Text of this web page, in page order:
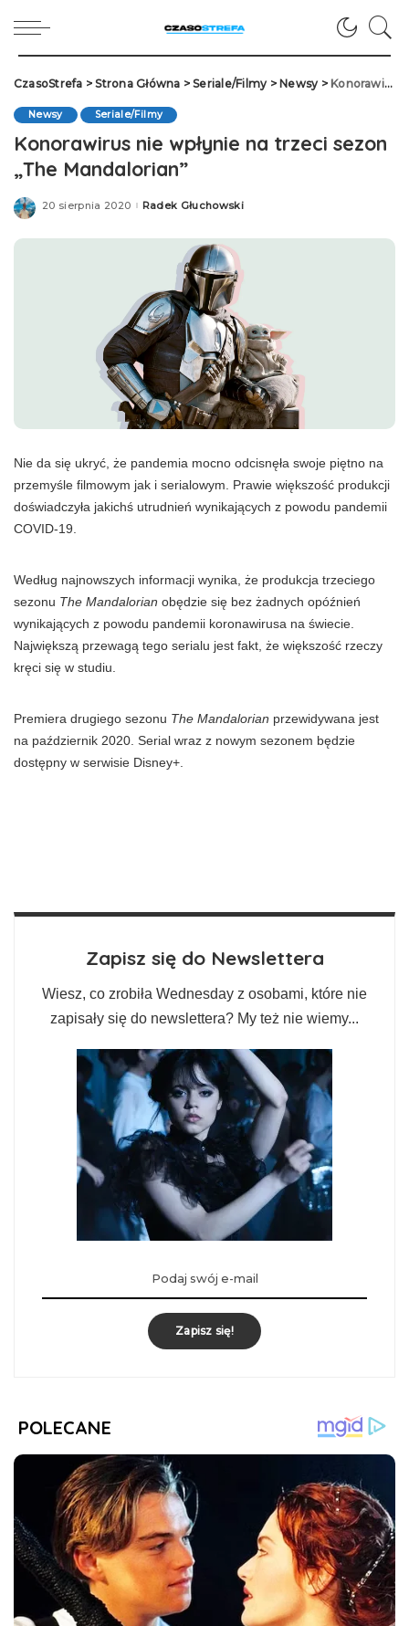
CzasoStrefa >Strona Główna >Seriale/Filmy> Newsy> Konorawirus nie wpłynie na trzeci sezon „The Mandalorian”
Newsy Seriale/Filmy
Konorawirus nie wpłynie na trzeci sezon
„The Mandalorian”
20 sierpnia 2020Posted
Radek Głuchowski
Nie da się ukryć, że pandemia mocno odcisnęła swoje piętno na
przemyśle filmowym jak i serialowym. Prawie większość produkcji
doświadczyła jakichś utrudnień wynikających z powodu pandemii
COVID-19.
Według najnowszych informacji wynika, że produkcja trzeciego
sezonu The Mandalorian obędzie się bez żadnych opóźnień
wynikających z powodu pandemii koronawirusa na świecie.
Największą przewagą tego serialu jest fakt, że większość rzeczy
kręci się w studiu.
Premiera drugiego sezonu The Mandalorian przewidywana jest
na październik 2020. Serial wraz z nowym sezonem będzie
dostępny w serwisie Disney+.
Zapisz się do Newslettera
Wiesz, co zrobiła Wednesday z osobami, które nie
zapisały się do newslettera? My też nie wiemy...
Zapisz się!